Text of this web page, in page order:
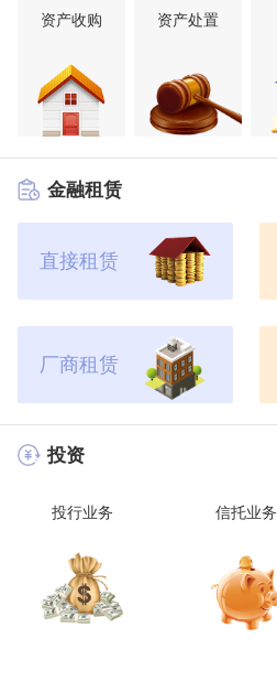
资产收购 资产处置
金融租赁
直接租赁
厂商租赁
投资
投行业务 信托业务